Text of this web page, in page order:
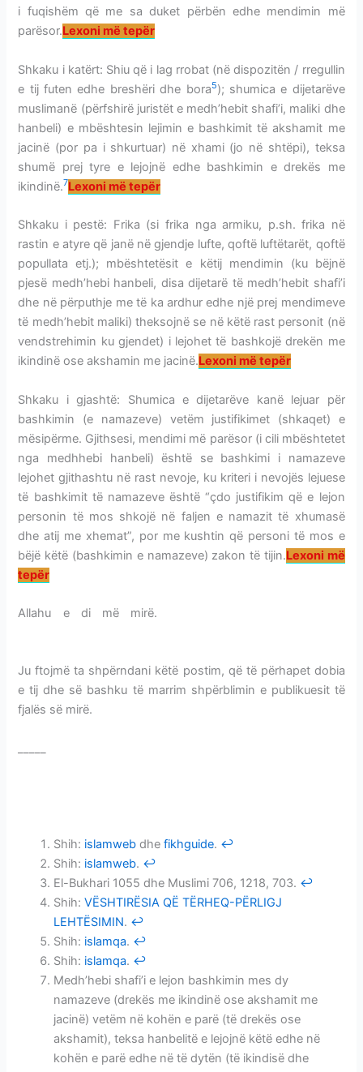
i fuqishëm që me sa duket përbën edhe mendimin më
parësor.Lexoni më tepër
Shkaku i katërt: Shiu që i lag rrobat (në dispozitën / rregullin
e tij futen edhe breshëri dhe bora5); shumica e dijetarëve
muslimanë (përfshirë juristët e medh’hebit shafi’i, maliki dhe
hanbeli) e mbështesin lejimin e bashkimit të akshamit me
jacinë (por pa i shkurtuar) në xhami (jo në shtëpi), teksa
shumë prej tyre e lejojnë edhe bashkimin e drekës me
ikindinë.7Lexoni më tepër
Shkaku i pestë: Frika (si frika nga armiku, p.sh. frika në
rastin e atyre që janë në gjendje lufte, qoftë luftëtarët, qoftë
popullata etj.); mbështetësit e këtij mendimin (ku bëjnë
pjesë medh’hebi hanbeli, disa dijetarë të medh’hebit shafi’i
dhe në përputhje me të ka ardhur edhe një prej mendimeve
të medh’hebit maliki) theksojnë se në këtë rast personit (në
vendstrehimin ku gjendet) i lejohet të bashkojë drekën me
ikindinë ose akshamin me jacinë.Lexoni më tepër
Shkaku i gjashtë: Shumica e dijetarëve kanë lejuar për
bashkimin (e namazeve) vetëm justifikimet (shkaqet) e
mësipërme. Gjithsesi, mendimi më parësor (i cili mbështetet
nga medhhebi hanbeli) është se bashkimi i namazeve
lejohet gjithashtu në rast nevoje, ku kriteri i nevojës lejuese
të bashkimit të namazeve është “çdo justifikim që e lejon
personin të mos shkojë në faljen e namazit të xhumasë
dhe atij me xhemat”, por me kushtin që personi të mos e
bëjë këtë (bashkimin e namazeve) zakon të tijin.Lexoni më
tepër
Allahu e di më mirë.
Ju ftojmë ta shpërndani këtë postim, që të përhapet dobia
e tij dhe së bashku të marrim shpërblimin e publikuesit të
fjalës së mirë.
Shih: islamweb dhefikhguide. ↩
Shih: islamweb. ↩
El-Bukhari 1055 dhe Muslimi 706, 1218, 703. ↩
Shih:VËSHTIRËSIA QË TËRHEQ-PËRLIGJ
LEHTËSIMIN. ↩
Shih: islamqa. ↩
Shih: islamqa. ↩
Medh’hebi shafi’i e lejon bashkimin mes dy
namazeve (drekës me ikindinë ose akshamit me
jacinë) vetëm në kohën e parë (të drekës ose
akshamit), teksa hanbelitë e lejojnë këtë edhe në
kohën e parë edhe në të dytën (të ikindisë dhe